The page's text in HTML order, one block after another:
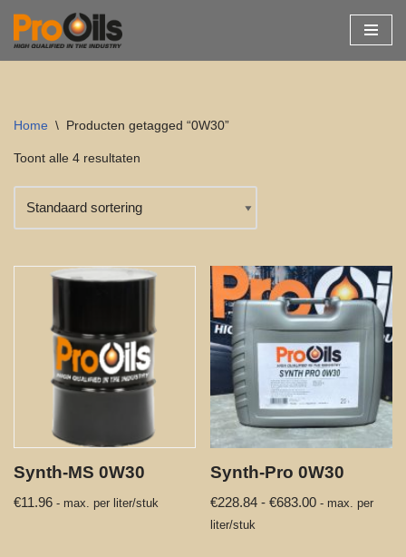
Ga
Home \ Producten getagged “0W30”
Toont alle 4 resultaten
Synth-MS 0W30
€11.96 - max. per liter/stuk
Synth-Pro 0W30
€228.84 - €683.00 - max. per
liter/stuk